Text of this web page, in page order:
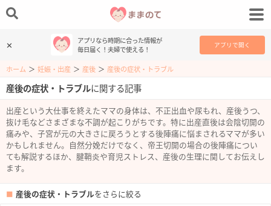
✕
アプリなら時期に合った情報が
毎日届く！夫婦で使える！
アプリで開く
ホーム ＞ 妊娠・出産 ＞ 産後 ＞ 産後の症状・トラブル
産後の症状・トラブルに関する記事
出産という大仕事を終えたママの身体は、不正出血や尿もれ、産後うつ、
抜け毛などさまざまな不調が起こりがちです。特に出産直後は会陰切開の
痛みや、子宮が元の大きさに戻ろうとする後陣痛に悩まされるママが多い
かもしれません。自然分娩だけでなく、帝王切開の場合の後陣痛につい
ても解説するほか、腱鞘炎や育児ストレス、産後の生理に関してお伝えし
ます。
産後の症状・トラブルをさらに絞る